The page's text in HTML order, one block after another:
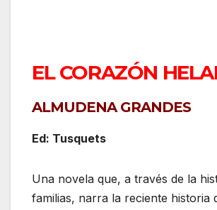
EL CORAZÓN
ALMUDENA GRANDES
Ed: Tusquets
Una novela que, a través de la
familias, narra la reciente historia